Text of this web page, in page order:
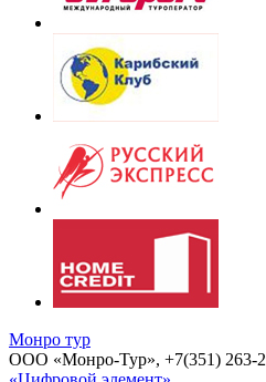
Монро тур
OOO «Монро-Тур», +7(351) 263-